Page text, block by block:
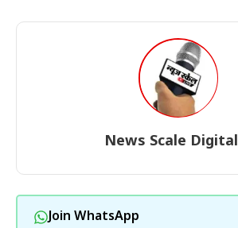
News Scale Digital
Join WhatsApp